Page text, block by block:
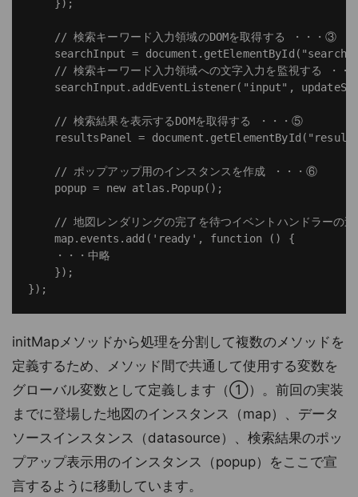
    });
    // 検索キーワード入力領域のDOMを取得する ・・・③
searchInput = document.getElementById("search-
// 検索キーワード入力領域への文字入力を監視する ・
searchInput.addEventListener("input",
    // 検索結果を表示するDOMを取得する ・・・⑤
resultsPanel =
    // ポップアップ用のインスタンスを作成 ・・・⑥
    popup = new atlas.Popup();
// 地図レンダリングの完了を待つイベントハンドラーの追
    map.events.add('ready', function () {
    ・・・中略
    });
initMapメソッドから処理を分割して複数のメソッドを
定義するため、メソッド間で共通して使用する変数を
グローバル変数として定義します（①）。前回の実装
までに登場した地図のインスタンス（map）、データ
ソースインスタンス（datasource）、検索結果のポッ
プアップ表示用のインスタンス（popup）をここで宣
言するように移動しています。